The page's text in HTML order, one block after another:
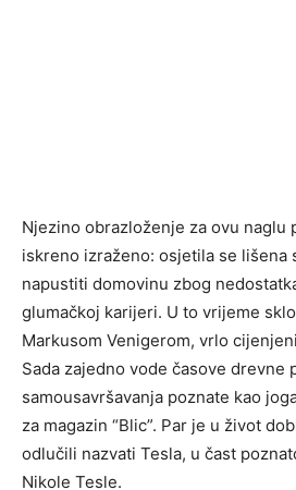
Njezino obrazloženje za ovu naglu
iskreno izraženo: osjetila se lišena
napustiti domovinu zbog
glumačkoj karijeri. U to vrijeme
Markusom Venigerom, vrlo
Sada zajedno vode časove drevne
samousavršavanja poznate kao
za magazin “Blic”. Par je u život
odlučili nazvati Tesla, u čast
Nikole Tesle.